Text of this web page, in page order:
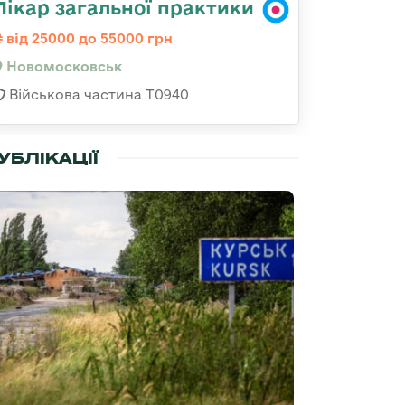
загальної практики
від 25000 до 55000 грн
Новомосковськ
Військова частина Т0940